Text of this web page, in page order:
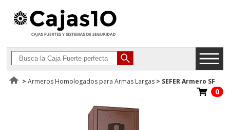
>Armeros Homologados para Armas Largas > SEFER Armero SF
0